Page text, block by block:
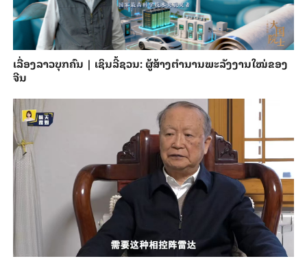
ເລື່ອງລາວບຸກຄົນ | ເຊິນລີ້ຊວນ: ຜູ້ສ້າງຕຳນານພະລັງງານໃໝ່ຂອງ
ຈີນ